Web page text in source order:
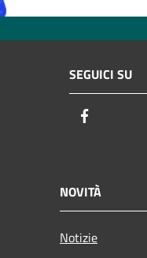
SEGUICI SU
NOVITÀ
Notizie